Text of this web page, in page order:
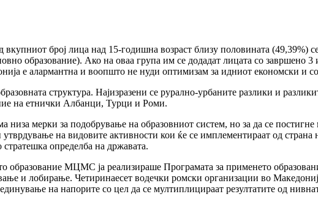
број лица над 15-годишна возраст близу половината (49,39%)
образование). Ако на оваа група им се додадат лицата со завршено
е алармантна и воопшто не нуди оптимизам за идниот економски и
структура. Најизразени се рурално-урбаните разлики и
на етнички Албанци, Турци и Роми.
мерки за подобрување на образовниот систем, но за да се
на видовите активности кои ќе се имплементираат од страна
стратешка определба на државата.
образование МЦМС ја реализираше Програмата за применето
и лобирање. Четиринаесет водечки ромски организации во
на напорите со цел да се мултиплицираат резултатите од